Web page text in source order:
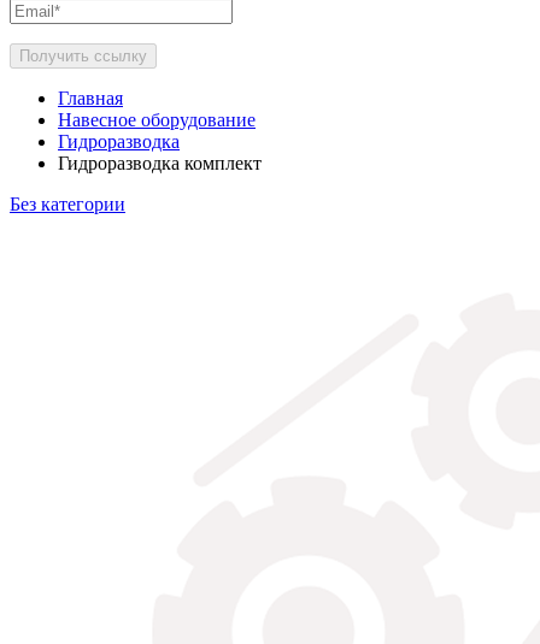
Получить ссылку
Главная
Навесное оборудование
Гидроразводка
Гидроразводка комплект
Без категории